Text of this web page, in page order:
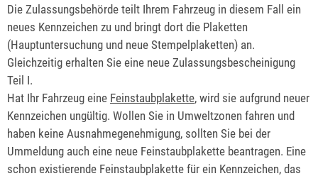
Die Zulassungsbehörde teilt Ihrem Fahrzeug in diesem Fall ein
neues Kennzeichen zu und bringt dort die Plaketten
(Hauptuntersuchung und neue Stempelplaketten) an.
Gleichzeitig erhalten Sie eine neue Zulassungsbescheinigung
Teil I.
Hat Ihr Fahrzeug eine Feinstaubplakette, wird sie aufgrund neuer
Kennzeichen ungültig. Wollen Sie in Umweltzonen fahren und
haben keine Ausnahmegenehmigung, sollten Sie bei der
Ummeldung auch eine neue Feinstaubplakette beantragen. Eine
schon existierende Feinstaubplakette für ein Kennzeichen, das